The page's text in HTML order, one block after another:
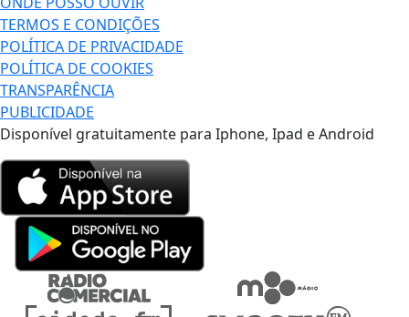
TERMOS E CONDIÇÕES
POLÍTICA DE PRIVACIDADE
POLÍTICA DE COOKIES
TRANSPARÊNCIA
PUBLICIDADE
Disponível gratuitamente para Iphone, Ipad e Android